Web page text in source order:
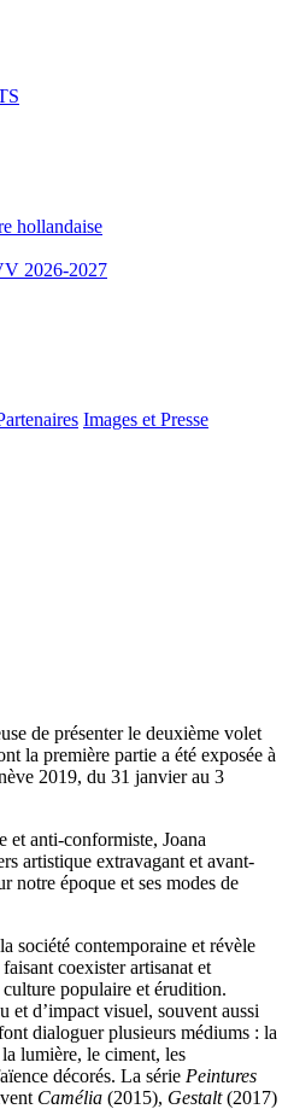
hollandaise
2026-2027
Images et Presse
de présenter le deuxième volet
la première partie a été exposée à
2019, du 31 janvier au 3
et anti-conformiste, Joana
artistique extravagant et avant-
notre époque et ses modes de
société contemporaine et révèle
coexister artisanat et
populaire et érudition.
et d’impact visuel, souvent aussi
dialoguer plusieurs médiums : la
lumière, le ciment, les
décorés. La série Peintures
Camélia (2015), Gestalt(2017)